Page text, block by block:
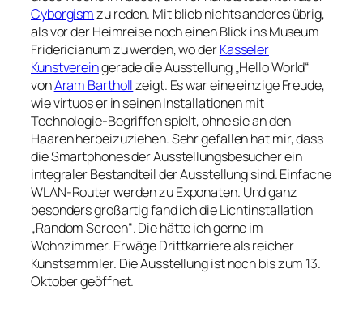
Cyborgismzu reden. Mit blieb nichts anderes übrig,
als vor der Heimreise noch einen Blick ins Museum
Fridericianum zu werden, wo derKasseler
Kunstvereingerade die Ausstellung „Hello World“
vonAram Barthollzeigt. Es war eine einzige Freude,
wie virtuos er in seinen Installationen mit
Technologie-Begriffen spielt, ohne sie an den
Haaren herbeizuziehen. Sehr gefallen hat mir, dass
die Smartphones der Ausstellungsbesucher ein
integraler Bestandteil der Ausstellung sind. Einfache
WLAN-Router werden zu Exponaten. Und ganz
besonders großartig fand ich die Lichtinstallation
„Random Screen“. Die hätte ich gerne im
Wohnzimmer. Erwäge Drittkarriere als reicher
Kunstsammler. Die Ausstellung ist noch bis zum 13.
Oktober geöffnet.